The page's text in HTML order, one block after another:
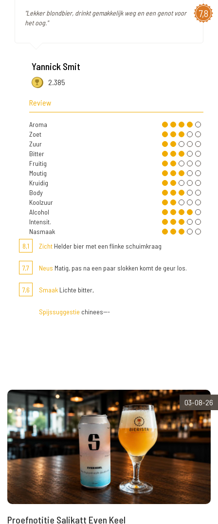
7,8
"Lekker blondbier, drinkt gemakkelijk weg en een genot voor
het oog."
Yannick Smit
2.385
Review
Aroma
Zoet
Zuur
Bitter
Fruitig
Moutig
Kruidig
Body
Koolzuur
Alcohol
Intensit.
Nasmaak
8,1
Zicht Helder bier met een flinke schuimkraag
7,7 Neus Matig, pas na een paar slokken komt de geur los.
7,6 Smaak Lichte bitter,
Spijssuggestie chinees---
03-08-26
Proefnotitie Salikatt Even Keel